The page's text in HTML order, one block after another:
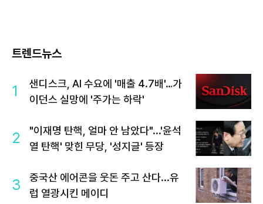
트렌드뉴스
1
샌디스크, AI 수요에 '매출 4.7배'…가
이던스 실망에 '주가는 하락'
2
"이재명 탄핵, 얼마 안 남았다"...'윤석
열 탄핵' 맞힌 무당, '성지글' 등장
3
중국산 에어콘을 웃돈 주고 산다...유
럽 열광시킨 메이디